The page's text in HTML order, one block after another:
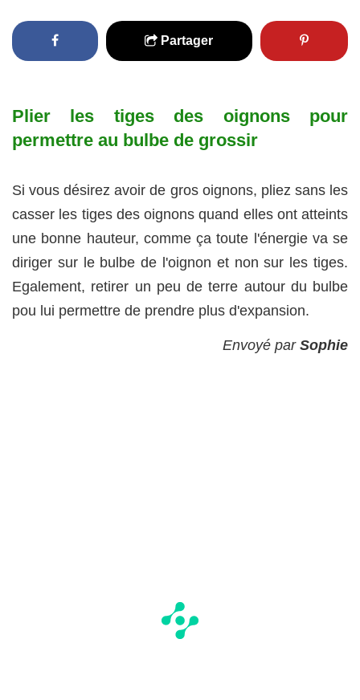
Partager
Plier les tiges des oignons pour
permettre au bulbe de grossir
Si vous désirez avoir de gros oignons, pliez sans les
casser les tiges des oignons quand elles ont atteints
une bonne hauteur, comme ça toute l'énergie va se
diriger sur le bulbe de l'oignon et non sur les tiges.
Egalement, retirer un peu de terre autour du bulbe
pou lui permettre de prendre plus d'expansion.
Envoyé par Sophie